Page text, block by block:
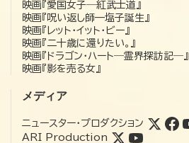
映画『愛国女子―紅武士道』
映画『呪い返し師—塩子誕生』
映画『レット・イット・ビー』
映画『二十歳に還りたい。』
映画『ドラゴン・ハート―霊界探訪記―』
映画『影を売る女』
メディア
ニュースター・プロダクション
ARI Production